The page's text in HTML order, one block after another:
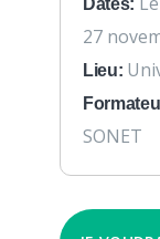
27
Lieu:
SONET